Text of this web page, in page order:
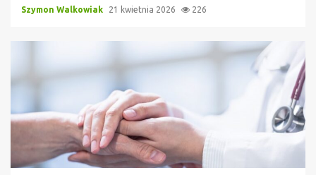
Szymon Walkowiak 21 kwietnia 2026 226